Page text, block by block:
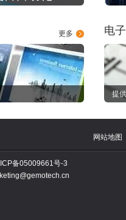
更多 电
提
网站地图
备05009661号-3